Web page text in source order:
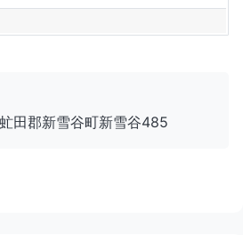
田郡新雪谷町新雪谷485